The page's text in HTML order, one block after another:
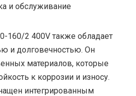
и обслуживание
160/2 400V также обладает
и долговечностью. Он
материалов, которые
к коррозии и износу.
интегрированным